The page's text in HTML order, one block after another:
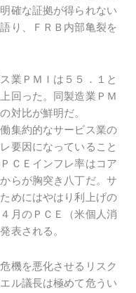
確な証拠が得られない
り、ＦＲＢ内部亀裂を
業ＰＭＩは５５．１と
回った。同製造業ＰＭ
対比が鮮明だ。
集約的なサービス業の
要因になっていること
ＣＥインフレ率はコア
らが胸突き八丁だ。サ
めにはやはり利上げの
月のＰＣＥ（米個人消
表される。
機を悪化させるリスク
ル議長は極めて危うい